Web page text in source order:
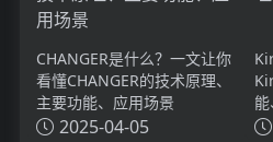
CHANGER是什么？一文让你
看懂CHANGER的技术原理、
主要功能、应用场景
2025-04-05